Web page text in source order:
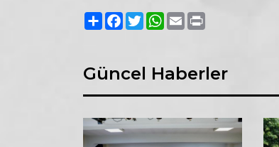
PaylaşFacebook
TwitterWhatsApp
Email
Güncel Haberler